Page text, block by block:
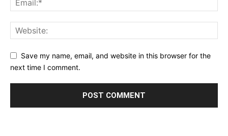
Save my name, email, and website in this browser for the
next time I comment.